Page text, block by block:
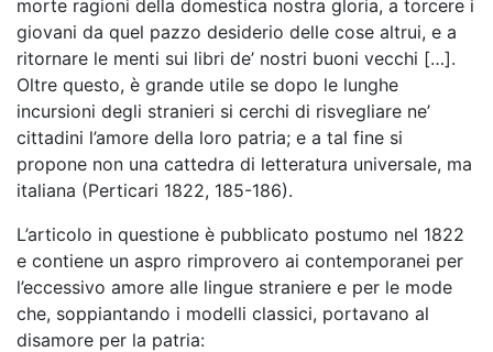
morte ragioni della domestica nostra gloria, a torcere i
giovani da quel pazzo desiderio delle cose altrui, e a
ritornare le menti sui libri de’ nostri buoni vecchi […].
Oltre questo, è grande utile se dopo le lunghe
incursioni degli stranieri si cerchi di risvegliare ne’
cittadini l’amore della loro patria; e a tal fine si
propone non una cattedra di letteratura universale, ma
italiana (Perticari 1822, 185-186).
L’articolo in questione è pubblicato postumo nel 1822
e contiene un aspro rimprovero ai contemporanei per
l’eccessivo amore alle lingue straniere e per le mode
che, soppiantando i modelli classici, portavano al
disamore per la patria: